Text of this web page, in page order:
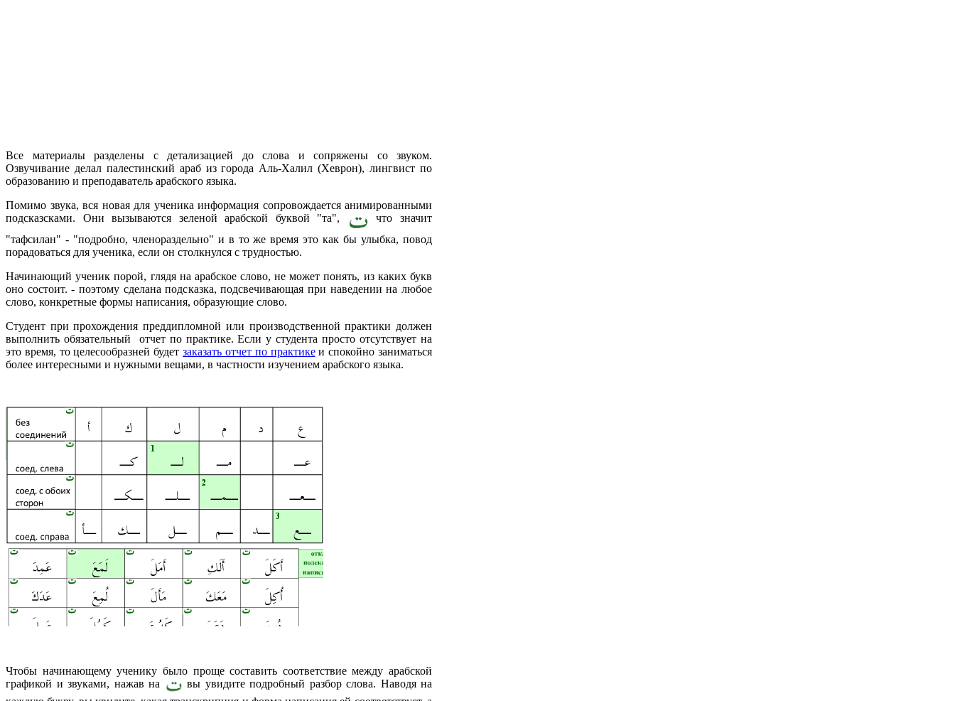
Все материалы разделены с детализацией до слова и сопряжены со звуком.
Озвучивание делал палестинский араб из города Аль-Халил (Хеврон), лингвист по
образованию и преподаватель арабского языка.
Помимо звука, вся новая для ученика информация сопровождается анимированными
подсказсками. Они вызываются зеленой арабской буквой "та",
что значит
"тафсилан" - "подробно, членораздельно" и в то же время это как бы улыбка, повод
порадоваться для ученика, если он столкнулся с трудностью.
Начинающий ученик порой, глядя на арабское слово, не может понять, из каких букв
оно состоит. - поэтому сделана подсказка, подсвечивающая при наведении на любое
слово, конкретные формы написания, образующие слово.
Студент при прохождения преддипломной или производственной практики должен
выполнить обязательный отчет по практике. Если у студента просто отсутствует на
это время, то целесообразней будетзаказать отчет по практикеи спокойно заниматься
более интересными и нужными вещами, в частности изучением арабского языка.
Чтобы начинающему ученику было проще составить соответствие между арабской
графикой и звуками, нажав на
вы увидите подробный разбор слова. Наводя на